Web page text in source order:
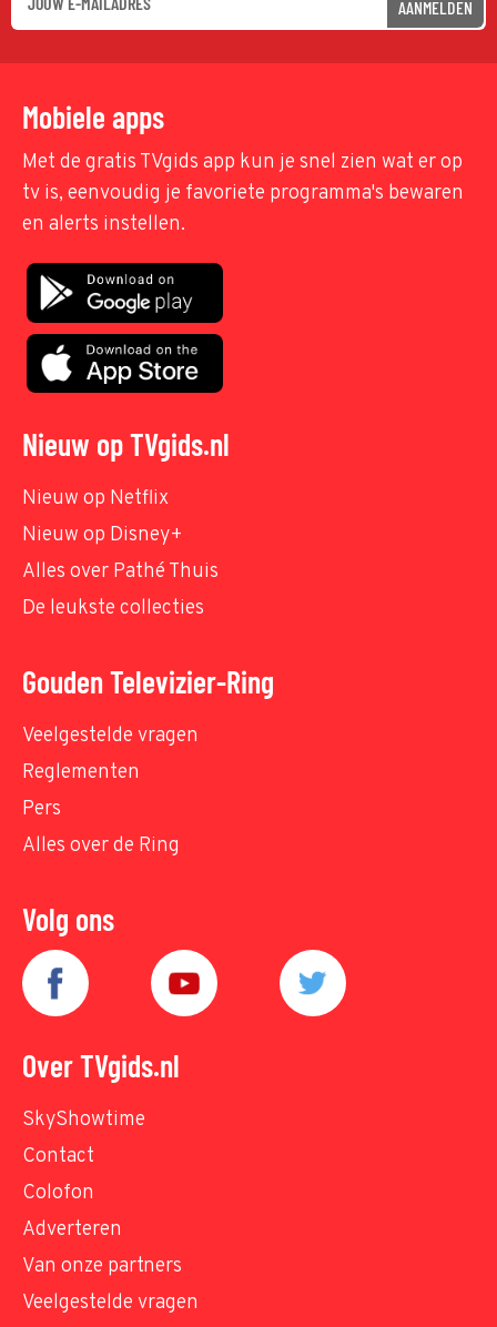
AANMELDEN
Mobiele apps
Met de gratis TVgids app kun je snel zien wat er op
tv is, eenvoudig je favoriete programma's bewaren
en alerts instellen.
Nieuw op TVgids.nl
Nieuw op Netflix
Nieuw op Disney+
Alles over Pathé Thuis
De leukste collecties
Gouden Televizier-Ring
Veelgestelde vragen
Reglementen
Pers
Alles over de Ring
Volg ons
Over TVgids.nl
SkyShowtime
Contact
Colofon
Adverteren
Van onze partners
Veelgestelde vragen